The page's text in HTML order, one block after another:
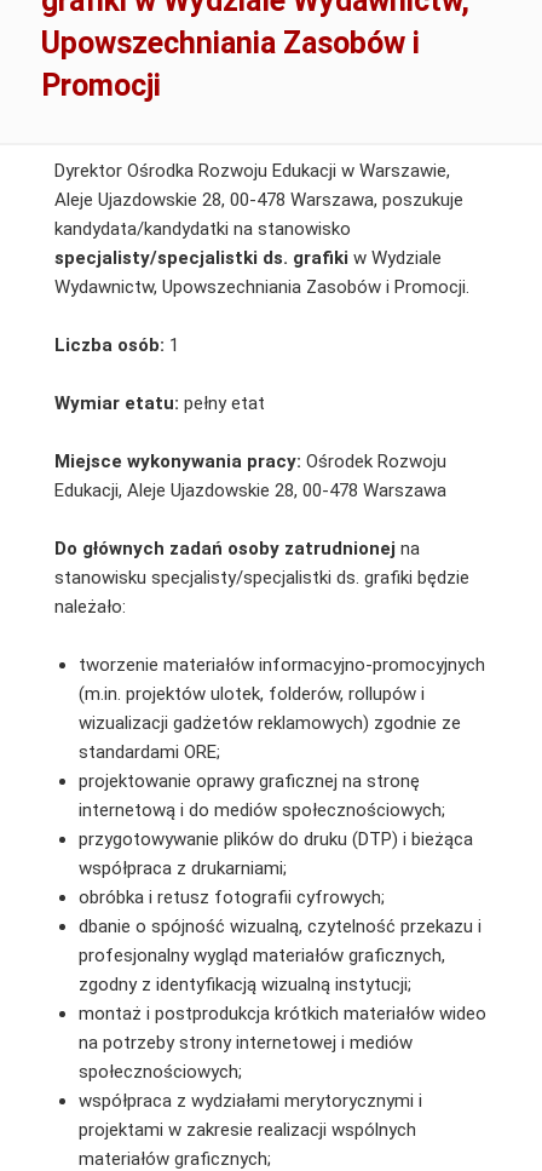
Upowszechniania Zasobów i
Promocji
Dyrektor Ośrodka Rozwoju Edukacji w Warszawie,
Aleje Ujazdowskie 28, 00-478 Warszawa, poszukuje
kandydata/kandydatki na stanowisko
specjalisty/specjalistki ds. grafiki w Wydziale
Wydawnictw, Upowszechniania Zasobów i Promocji.
Liczba osób: 1
Wymiar etatu: pełny etat
Miejsce wykonywania pracy: Ośrodek Rozwoju
Edukacji, Aleje Ujazdowskie 28, 00-478 Warszawa
Do głównych zadań osoby zatrudnionej na
stanowisku specjalisty/specjalistki ds. grafiki będzie
należało:
tworzenie materiałów informacyjno-promocyjnych
(m.in. projektów ulotek, folderów, rollupów i
wizualizacji gadżetów reklamowych) zgodnie ze
standardami ORE;
projektowanie oprawy graficznej na stronę
internetową i do mediów społecznościowych;
przygotowywanie plików do druku (DTP) i bieżąca
współpraca z drukarniami;
obróbka i retusz fotografii cyfrowych;
dbanie o spójność wizualną, czytelność przekazu i
profesjonalny wygląd materiałów graficznych,
zgodny z identyfikacją wizualną instytucji;
montaż i postprodukcja krótkich materiałów wideo
na potrzeby strony internetowej i mediów
społecznościowych;
współpraca z wydziałami merytorycznymi i
projektami w zakresie realizacji wspólnych
materiałów graficznych;